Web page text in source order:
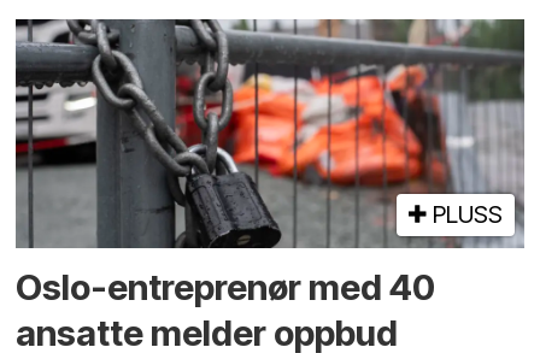
PLUSS
Oslo-entreprenør med 40
ansatte melder oppbud